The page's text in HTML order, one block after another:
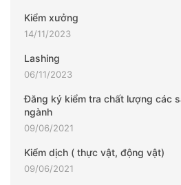
Kiểm xưởng
14/11/2023
Lashing
06/11/2023
Đăng ký kiểm tra chất lượng các
ngành
09/06/2021
Kiểm dịch ( thực vật, động vật)
09/06/2021